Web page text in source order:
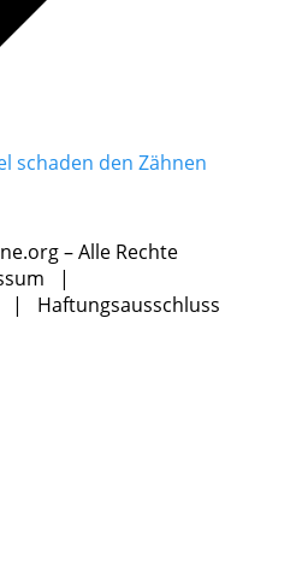
schaden den Zähnen
– Alle Rechte
|
| Haftungsausschluss